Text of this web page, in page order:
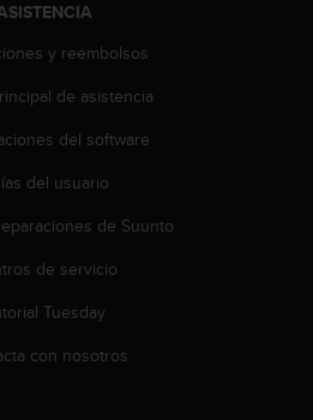
y reembolsos
de asistencia
del software
del usuario
de Suunto
de servicio
Tuesday
con nosotros